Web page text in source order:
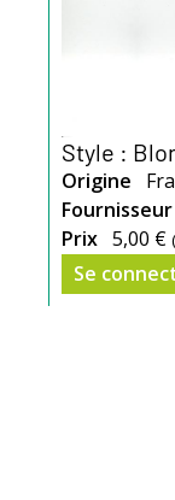
Style :
Origine
Fournisseur
Prix 5,00 € (
Se